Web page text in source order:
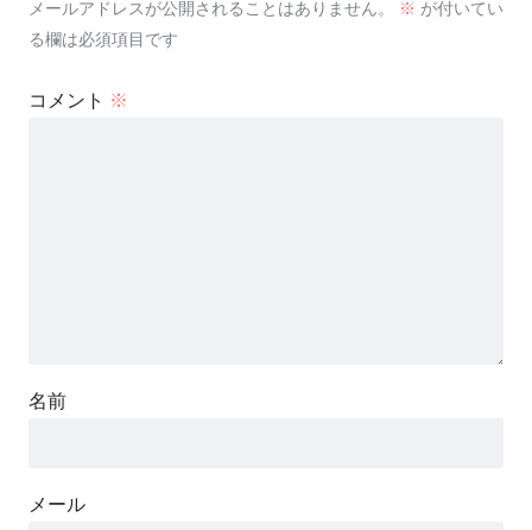
メールアドレスが公開されることはありません。 ※ が付いてい
る欄は必須項目です
コメント ※
名前
メール